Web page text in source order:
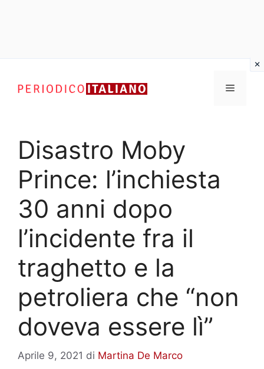
contenuto
Menu
Disastro Moby
Prince: l’inchiesta
30 anni dopo
l’incidente fra il
traghetto e la
petroliera che “non
doveva essere lì”
Aprile 9, 2021 di Martina De Marco